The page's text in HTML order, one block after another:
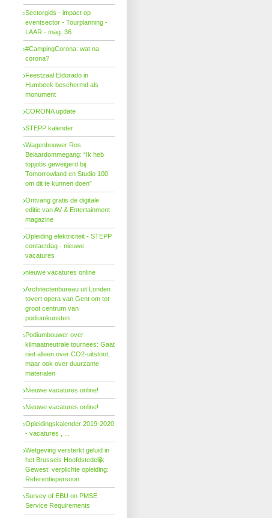
Sectorgids - impact op
eventsector - Tourplanning -
LAAR - mag. 36
#CampingCorona: wat na
corona?
Feestzaal Eldorado in
Humbeek beschermd als
monument
CORONA update
STEPP kalender
Wagenbouwer Ros
Beiaardommegang: “Ik heb
topjobs geweigerd bij
Tomorrowland en Studio 100
om dit te kunnen doen”
Ontvang gratis de digitale
editie van AV & Entertainment
magazine
Opleiding elektriciteit - STEPP
contactdag - nieuwe
vacatures
nieuwe vacatures online
Architectenbureau uit Londen
tovert opera van Gent om tot
groot centrum van
podiumkunsten
Podiumbouwer over
klimaatneutrale tournees: Gaat
niet alleen over CO2-uitstoot,
maar ook over duurzame
materialen
Nieuwe vacatures online!
Nieuwe vacatures online!
Opleidingskalender 2019-2020
- vacatures , ...
Wetgeving versterkt geluid in
het Brussels Hoofdstedelijk
Gewest: verplichte opleiding:
Referentiepersoon
Survey of EBU on PMSE
Service Requirements